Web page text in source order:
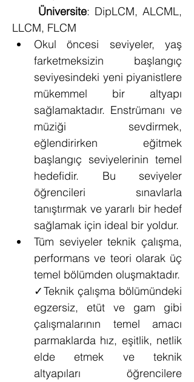
Üniversite: DipLCM, ALCML,
LLCM, FLCM
Okul öncesi seviyeler, yaş
farketmeksizin başlangıç
seviyesindeki yeni piyanistlere
mükemmel bir altyapı
sağlamaktadır. Enstrümanı ve
müziği sevdirmek,
eğlendirirken eğitmek
başlangıç seviyelerinin temel
hedefidir. Bu seviyeler
öğrencileri sınavlarla
tanıştırmak ve yararlı bir hedef
sağlamak için ideal bir yoldur.
Tüm seviyeler teknik çalışma,
performans ve teori olarak üç
temel bölümden oluşmaktadır.
✓Teknik çalışma bölümündeki
egzersiz, etüt ve gam gibi
çalışmalarının temel amacı
parmaklarda hız, eşitlik, netlik
elde etmek ve teknik
altyapıları öğrencilere